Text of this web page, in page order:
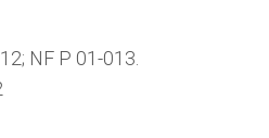
NF P 01-013.